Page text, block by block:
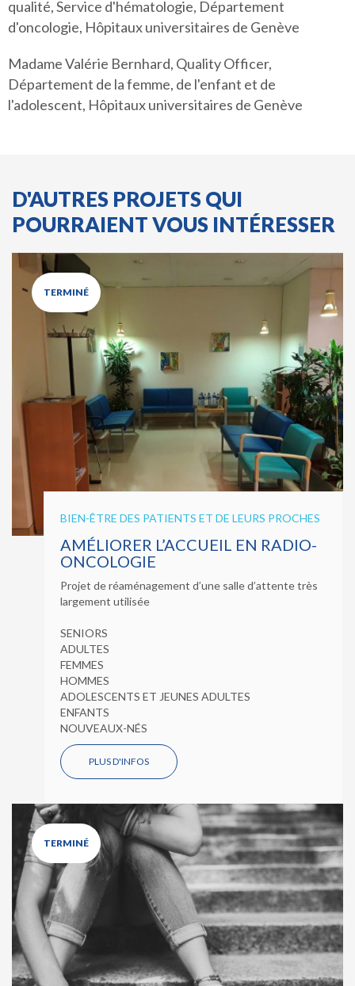
qualité, Service d'hématologie, Département
d'oncologie, Hôpitaux universitaires de Genève
Madame Valérie Bernhard, Quality Officer,
Département de la femme, de l'enfant et de
l'adolescent, Hôpitaux universitaires de Genève
D'AUTRES PROJETS QUI
POURRAIENT VOUS INTÉRESSER
TERMINÉ
BIEN-ÊTRE DES PATIENTS ET DE LEURS PROCHES
AMÉLIORER L’ACCUEIL EN RADIO-
ONCOLOGIE
Projet de réaménagement d’une salle d’attente très
largement utilisée
SENIORS
ADULTES
FEMMES
HOMMES
ADOLESCENTS ET JEUNES ADULTES
ENFANTS
NOUVEAUX-NÉS
PLUS D'INFOS
TERMINÉ